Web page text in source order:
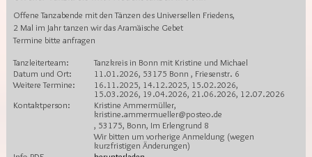
Offene Tanzabende mit den Tänzen des Universellen Friedens,
2 Mal im Jahr tanzen wir das Aramäische Gebet
Termine bitte anfragen
Tanzleiterteam:
Tanzkreis in Bonn mit Kristine und Michael
Datum und Ort:
11.01.2026, 53175 Bonn , Friesenstr. 6
Weitere Termine:
16.11.2025, 14.12.2025, 15.02.2026,
15.03.2026, 19.04.2026, 21.06.2026, 12.07.2026
Kontaktperson:
Kristine Ammermüller,
kristine.ammermueller@posteo.de
, 53175, Bonn, Im Erlengrund 8
Wir bitten um vorherige Anmeldung (wegen
kurzfristigen Änderungen)